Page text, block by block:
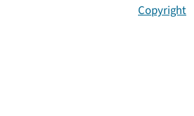
Copyright